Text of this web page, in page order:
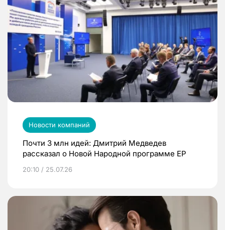
Новости компаний
Почти 3 млн идей: Дмитрий Медведев
рассказал о Новой Народной программе ЕР
20:10 / 25.07.26